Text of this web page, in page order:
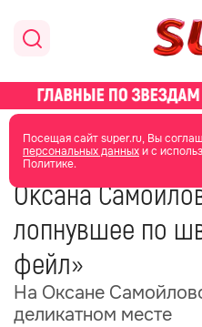
Посещая сайт super.ru, Вы
персональных данныхи с
Политике.
главная новости о
09 июня 2025
Оксана
лопнувшее по
фейл»
На Оксане
деликатном месте